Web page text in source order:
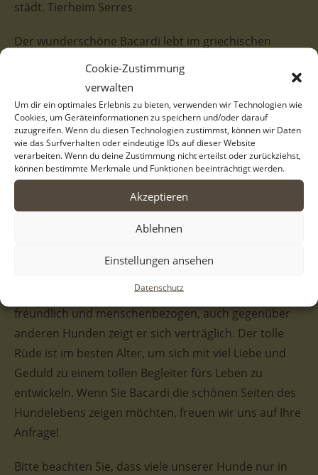
Cookie-Zustimmung
verwalten
Um dir ein optimales Erlebnis zu bieten, verwenden wir Technologien wie
Cookies, um Geräteinformationen zu speichern und/oder darauf
zuzugreifen. Wenn du diesen Technologien zustimmst, können wir Daten
wie das Surfverhalten oder eindeutige IDs auf dieser Website
verarbeiten. Wenn du deine Zustimmung nicht erteilst oder zurückziehst,
können bestimmte Merkmale und Funktionen beeinträchtigt werden.
Akzeptieren
Ablehnen
Einstellungen ansehen
Datenschutz
städt. Tierheim Serres
Der wunderschöne Bacardi lebt im griechischen
Tierheim in Serres und möchte den lauten
Tierheimalltag schnell hinter sich lassen. Dort wird er
zwar mit allem Nötigen versorgt, aber für
Streicheleinheiten und alles, was ein schönes
Hundeleben ausmacht, ist dort keine Zeit. Daher
wünschen wir uns für den tollen Rüden schnell ein
schönes Zuhause.
Bacardi besitzt ein wunderschönes weiß-beiges und
fluffiges Fellkleid, was zu langen Streichel- und
Schmuseeinheiten einlädt. Mit seinem süßen
Herzen direkt höherschlagen. Bacardi zeigt sich
freundlich und menschenbezogen, auch gegenüber
anderen Hunden zeigt er sich verträglich. Der tolle
Rüde ist im besten Alter, um sich mit viel Liebe und
Geduld zu einem tollen Begleiter fürs Leben zu
entwickeln. Wenn Sie Bacardi die schönen Seiten des
Hundelebens zeigen möchten, freuen wir uns auf Ihre
Anfrage!
Bitte beachten Sie, dass viele unserer Hunde nur in